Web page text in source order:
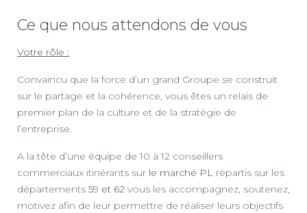
Ce que nous attendons de vous
Votre rôle :
Convaincu que la force d’un grand Groupe se construit
sur le partage et la cohérence, vous êtes un relais de
premier plan de la culture et de la stratégie de
l’entreprise.
A la tête d’une équipe de 10 à 12 conseillers
commerciaux itinérants sur le marché PL répartis sur les
départements 59 et 62 vous les accompagnez, soutenez,
motivez afin de leur permettre de réaliser leurs objectifs